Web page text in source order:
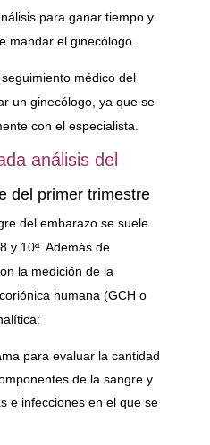
para ganar tiempo y
mandar el ginecólogo.
médico del
un ginecólogo, ya que se
con el especialista.
análisis del
del primer trimestre
del embarazo se suele
y 10ª. Además de
la medición de la
humana (GCH o
para evaluar la cantidad
de la sangre y
e infecciones en el que se